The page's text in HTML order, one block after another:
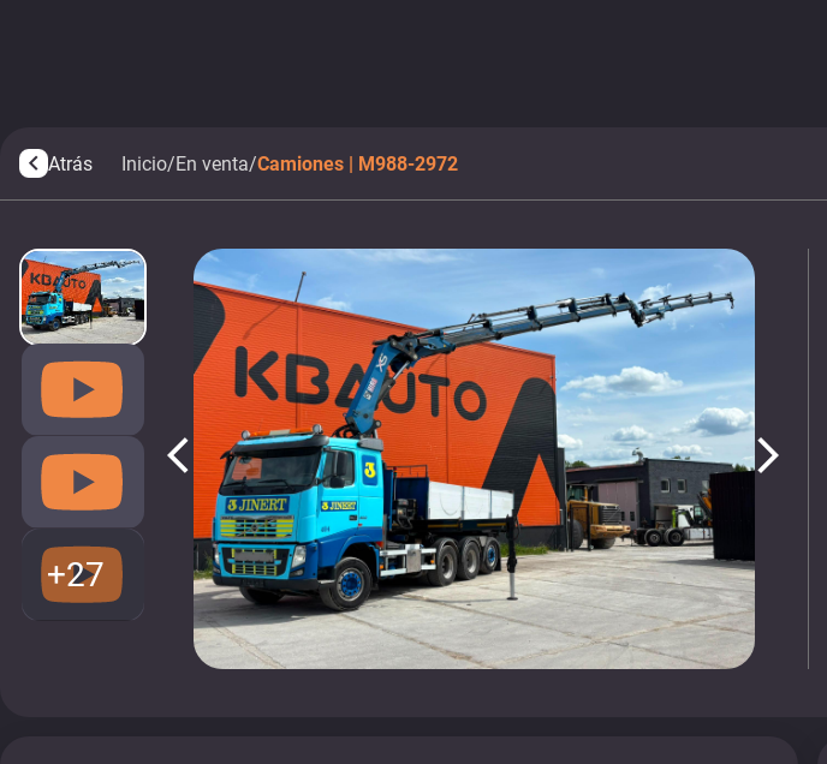
arrow_back_ios Atrás Inicio/En venta/Camiones | M988-2972
arrow_back_ios arrow_forward_ios
+27